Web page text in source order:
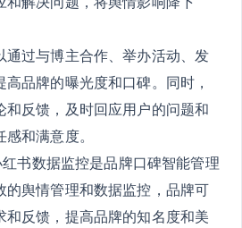
通过与博主合作、举办活动、发
品牌的曝光度和口碑。同时，
和反馈，及时回应用户的问题和
和满意度。
书数据监控是品牌口碑智能管理
的舆情管理和数据监控，品牌可
和反馈，提高品牌的知名度和美